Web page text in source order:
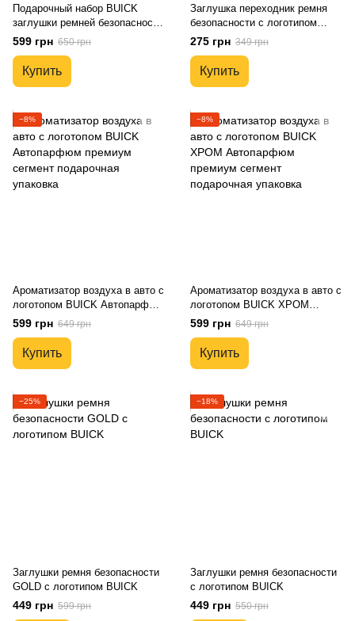
Подарочный набор BUICK
заглушки ремней безопасности
+ кожаный брелок для ключей
599 грн 650 грн
Купить
Заглушка переходник ремня
безопасности с логотипом
BUICK
275 грн 349 грн
Купить
−8%
Ароматизатор воздуха в авто с
логотопом BUICK Автопарфюм
премиум сегмент подарочная
упаковка
599 грн 649 грн
Купить
−8%
Ароматизатор воздуха в авто с
логотопом BUICK ХРОМ
Автопарфюм премиум сегмент
подарочная упаковка
599 грн 649 грн
Купить
−25%
Заглушки ремня безопасности
GOLD с логотипом BUICK
449 грн 599 грн
−18%
Заглушки ремня безопасности
с логотипом BUICK
449 грн 550 грн